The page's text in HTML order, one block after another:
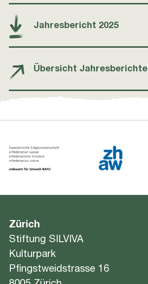
Jahresbericht 2025
Übersicht Jahresberichte
Zürich
Stiftung SILVIVA
Kulturpark
Pfingstweidstrasse 16